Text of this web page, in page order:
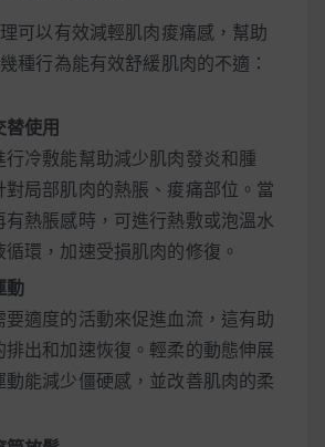
可以有效減輕肌肉痠痛感，幫助
種行為能有效舒緩肌肉的不適：
替使用
行冷敷能幫助減少肌肉發炎和腫
對局部肌肉的熱脹、痠痛部位。當
有熱脹感時，可進行熱敷或泡溫水
環，加速受損肌肉的修復。
動
要適度的活動來促進血流，這有助
排出和加速恢復。輕柔的動態伸展
動能減少僵硬感，並改善肌肉的柔